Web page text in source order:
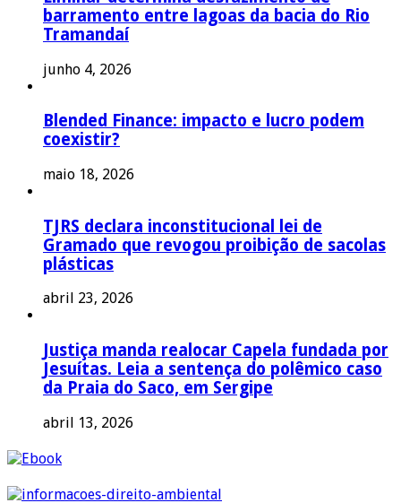
barramento entre lagoas da bacia do Rio
Tramandaí
junho 4, 2026
Blended Finance: impacto e lucro podem
coexistir?
maio 18, 2026
TJRS declara inconstitucional lei de
Gramado que revogou proibição de sacolas
plásticas
abril 23, 2026
Justiça manda realocar Capela fundada por
Jesuítas. Leia a sentença do polêmico caso
da Praia do Saco, em Sergipe
abril 13, 2026